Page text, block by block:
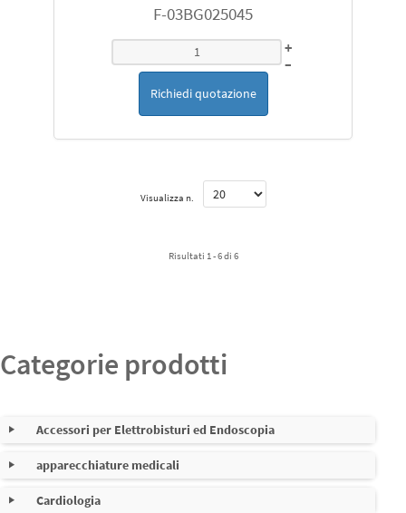
F-03BG025045
+
–
Richiedi quotazione
Visualizza n.
Risultati 1 - 6 di 6
Categorie prodotti
Accessori per Elettrobisturi ed Endoscopia
Cavi per elettrobisturi
apparecchiature medicali
Nessuna sottocategoria
Cardiologia